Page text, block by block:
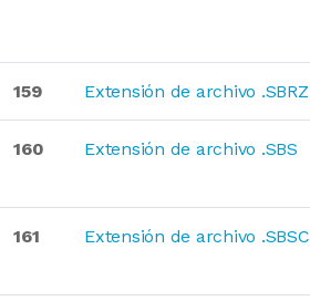
159 Extensión de archivo .SBRZ
160 Extensión de archivo .SBS
161 Extensión de archivo .SBSC